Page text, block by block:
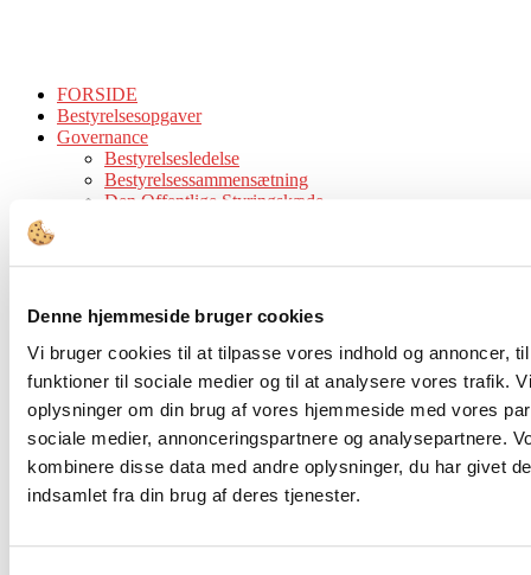
Denne hjemmeside bruger cookies
Vi bruger cookies til at tilpasse vores indhold og annoncer,
funktioner til sociale medier og til at analysere vores trafik.
oplysninger om din brug af vores hjemmeside med vores
sociale medier, annonceringspartnere og analysepartnere.
kombinere disse data med andre oplysninger, du har givet
indsamlet fra din brug af deres tjenester.
FORSIDE
Bestyrelsesopgaver
Governance
Bestyrelsesledelse
Bestyrelsessammensætning
Den Offentlige Styringskæde
Compliance & Kodeks
Honorering
Kompetencer
Værktøjer
Bestyrelsesværktøjer
Juridisk Værktøjskasse
Tips & Guidelines
Viden
Analyser
Cases
Interview
Events